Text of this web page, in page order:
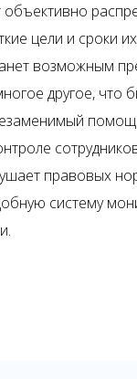
цели и сроки
возможным
другое, что
правовых
систему